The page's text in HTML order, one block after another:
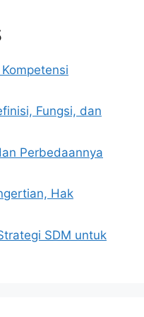
Fungsi, dan
Perbedaannya
Hak
SDM untuk